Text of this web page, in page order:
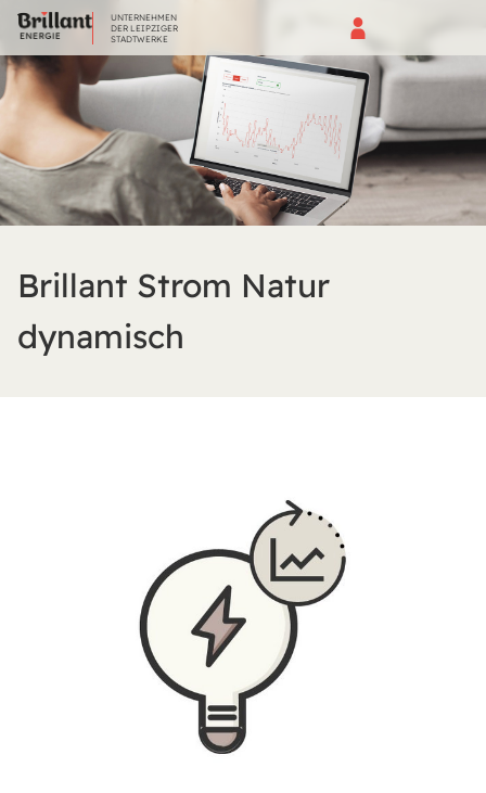
UNTERNEHMEN
DER LEIPZIGER
STADTWERKE
Brillant Strom Natur
dynamisch